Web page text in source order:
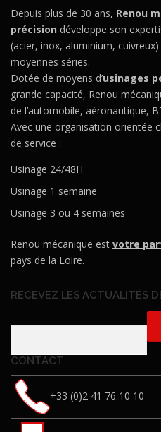
Depuis plus de 30 ans, Renou
précision développe son
(acier, inox, aluminium,
moyennes séries.
Dotée de moyens d’usinages
grande capacité, Renou
de l’automobile, aéronautique,
Avec une organisation orientée
de service :
Usinage 24/48H
Usinage 1 semaine
Usinage 3 ou 4 semaines
Renou mécanique est votre
pays de la Loire.
RECEVEZ LES ACTUALITÉS
CONTACT
+33 (0)2 41 76 10 10